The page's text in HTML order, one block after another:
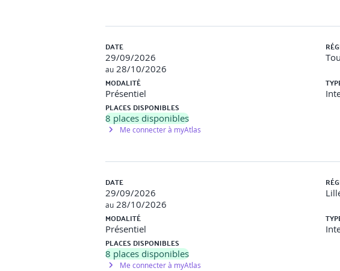
plan d’action selon les 7 principes de l’ISO 26000
local identification des actions sociales, économiques et
travail et échanges sur les livrables attendus
DATE
29/09/2026
au 28/10/2026
MODALITÉ
Présentiel
PLACES DISPONIBLES
8 places disponibles
Me connecter à myAtlas
DATE
29/09/2026
au 28/10/2026
MODALITÉ
Présentiel
PLACES DISPONIBLES
8 places disponibles
Me connecter à myAtlas